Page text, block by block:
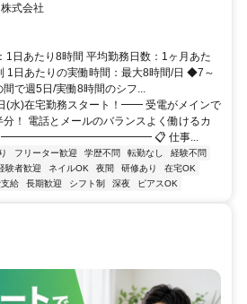
式会社
1日あたり8時間 平均勤務日数：1ヶ月あた
1日あたりの実働時間：最大8時間/日 ◆7～
で週5日/実働8時間のシフ...
水)在宅勤務スタート！━━ 受電がメインで
！ 電話とメールのバランスよく働けるカ
す♪ ━━━━━━━━━━━━━━ 📋 仕事...
フリーター歓迎 学歴不問 転勤なし
経験不問
験者歓迎 ネイルOK 夜間 研修あり
在宅OK
給 長期歓迎 シフト制 深夜 ピアスOK